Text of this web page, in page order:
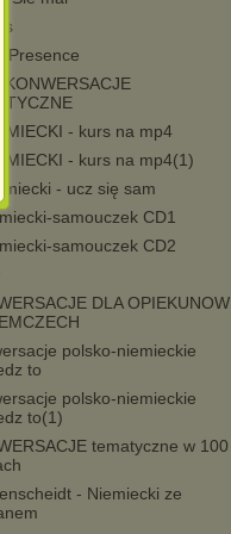
Presence
KONWERSACJE
- kurs na mp4
- kurs na mp4(1)
- ucz się sam
samouczek CD1
samouczek CD2
DLA OPIEKUNOW
polsko-niemieckie
to
polsko-niemieckie
to(1)
tematyczne w 100
- Niemiecki ze